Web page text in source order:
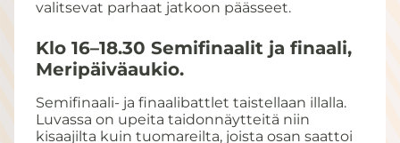
valitsevat parhaat jatkoon päässeet.
Klo 16–18.30 Semifinaalit ja finaali,
Meripäiväaukio.
Semifinaali- ja finaalibattlet taistellaan illalla.
Luvassa on upeita taidonnäytteitä niin
kisaajilta kuin tuomareilta, joista osan saattoi